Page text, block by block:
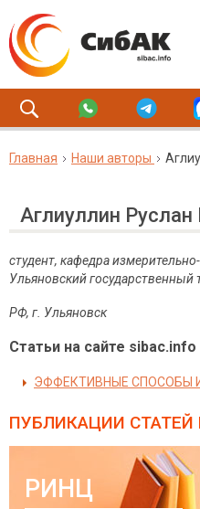
Главная Наши авторы
Аглиуллин
студент, кафедра
Ульяновский государственный
РФ, г. Ульяновск
Статьи на сайте sibac.info
ЭФФЕКТИВНЫЕ СПОСОБЫ
ПУБЛИКАЦИИ СТАТЕЙ
РИНЦ